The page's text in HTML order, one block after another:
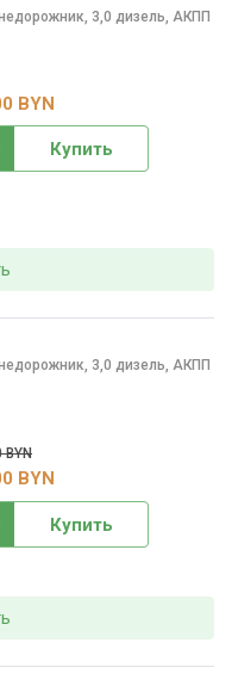
3,0 дизель, АКПП
BYN
Купить
3,0 дизель, АКПП
BYN
BYN
Купить